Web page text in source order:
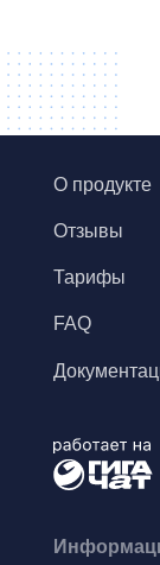
Отзывы
Тарифы
FAQ
О продукте